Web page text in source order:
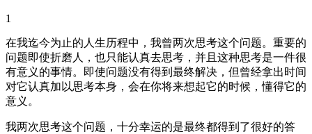
1
在我迄今为止的人生历程中，我曾两次思考这个问题。重要的
问题即使折磨人，也只能认真去思考，并且这种思考是一件很
有意义的事情。即使问题没有得到最终解决，但曾经拿出时间
对它认真加以思考本身，会在你将来想起它的时候，懂得它的
意义。
我两次思考这个问题，十分幸运的是最终都得到了很好的答